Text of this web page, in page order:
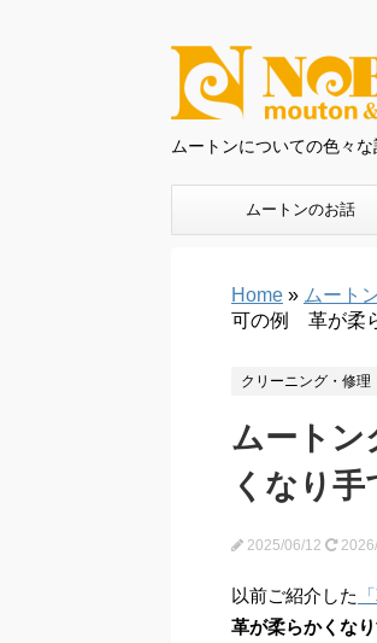
ムートンについての色々
ムートンのお話
Home » ムート
可の例 革が柔
クリーニング・修理
ムート
くなり手
2025/06/12
以前ご紹介した 「
革が柔らかくな